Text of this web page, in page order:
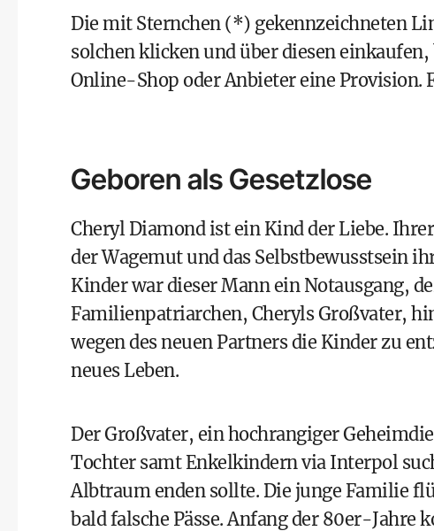
Die mit Sternchen (*) gekennzeichneten
solchen klicken und über diesen
Online-Shop oder Anbieter eine Provision.
Geboren als Gesetzlose
Cheryl Diamond ist ein Kind der Liebe.
der Wagemut und das Selbstbewusstsein
Kinder war dieser Mann ein Notausgang,
Familienpatriarchen, Cheryls Großvater,
wegen des neuen Partners die Kinder zu
neues Leben.
Der Großvater, ein hochrangiger
Tochter samt Enkelkindern via Interpol
Albtraum enden sollte. Die junge Familie
bald falsche Pässe. Anfang der 80er-Jahre